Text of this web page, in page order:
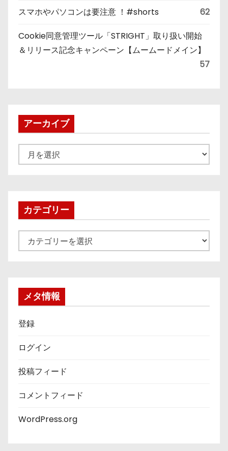
スマホやパソコンは要注意 ！#shorts 62
Cookie同意管理ツール「STRIGHT」取り扱い開始
＆リリース記念キャンペーン【ムームードメイン】
57
アーカイブ
ー
ブカテゴリー
テ
メタ情報
登録
ログイン
投稿フィード
コメントフィード
WordPress.org